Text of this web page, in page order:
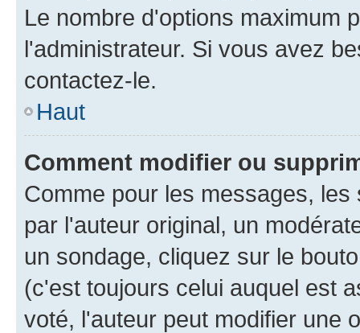
Le nombre d'options maximum
l'administrateur. Si vous avez
contactez-le.
Haut
Comment modifier ou
Comme pour les messages,
par l'auteur original, un
un sondage, cliquez sur le
(c'est toujours celui auquel est
voté, l'auteur peut modifier une